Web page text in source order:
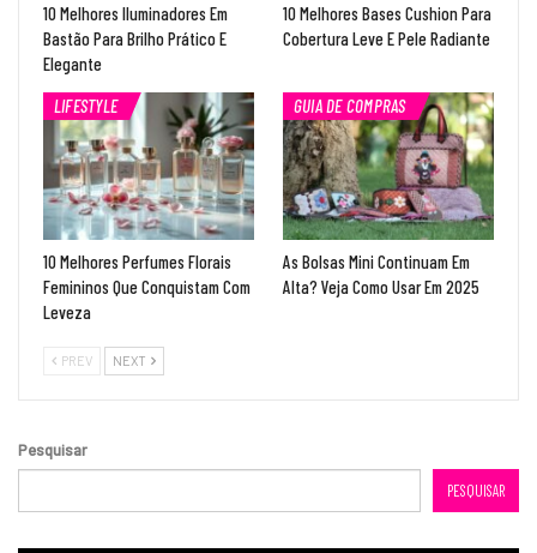
10 Melhores Iluminadores Em
Bastão Para Brilho Prático E
Elegante
10 Melhores Bases Cushion Para
Cobertura Leve E Pele Radiante
LIFESTYLE
10 Melhores Perfumes Florais
Femininos Que Conquistam Com
Leveza
GUIA DE COMPRAS
As Bolsas Mini Continuam Em
Alta? Veja Como Usar Em 2025
PREV NEXT
Pesquisar
PESQUISAR